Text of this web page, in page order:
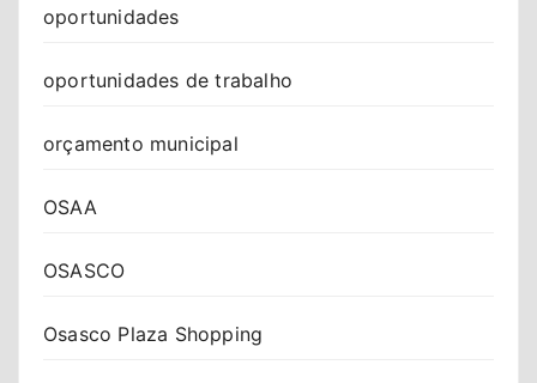
oportunidades
oportunidades de trabalho
orçamento municipal
OSAA
OSASCO
Osasco Plaza Shopping